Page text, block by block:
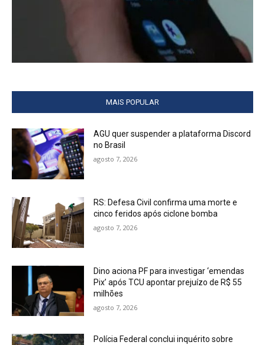
MAIS POPULAR
AGU quer suspender a plataforma Discord
no Brasil
agosto 7, 2026
RS: Defesa Civil confirma uma morte e
cinco feridos após ciclone bomba
agosto 7, 2026
Dino aciona PF para investigar ‘emendas
Pix’ após TCU apontar prejuízo de R$ 55
milhões
agosto 7, 2026
Polícia Federal conclui inquérito sobre